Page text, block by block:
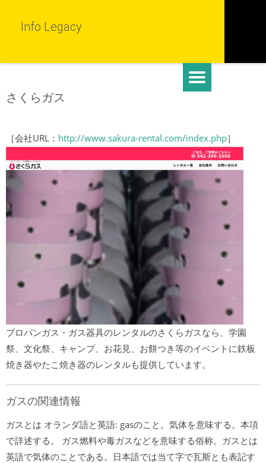
Info Legacy
さくらガス
［会社URL： http://www.sakura-rental.com/index.php］
プロパンガス・ガス器具のレンタルのさくらガスなら、学園
祭、文化祭、キャンプ、お花見、お餅つき等のイベントに鉄板
焼き器やたこ焼き器のレンタルも提供しています。
ガスの関連情報
ガスとは オランダ語と英語: gasのこと。気体を意味する。本項
で詳述する。 ガス燃料や毒ガスなどを意味する俗称。ガスとは
英語で気体のことである。日本語では当て字で瓦斯とも表記す